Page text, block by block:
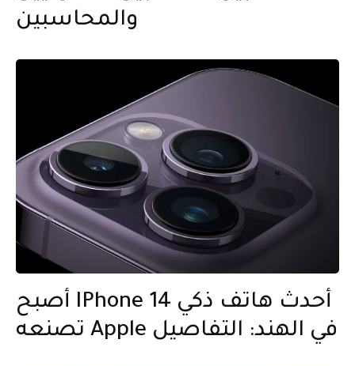
والمحاسبين
أصبح IPhone 14 أحدث هاتف ذكي
تصنعه Apple في الهند: التفاصيل